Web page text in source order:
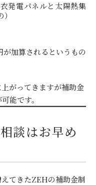
発電パネルと太陽熱集
加算されるというもの
がってきますが補助金
能です。
談はお早め
てきたZEHの補助金制